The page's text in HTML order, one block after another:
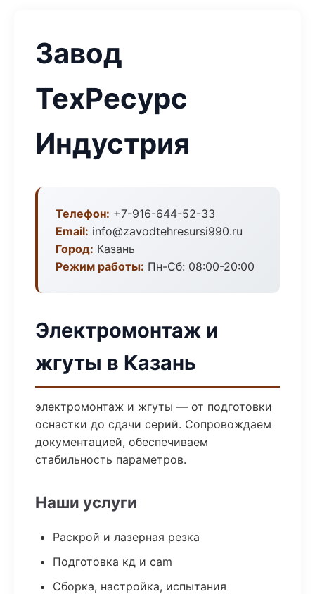
Завод
ТехРесурс
Индустрия
Телефон: +7-916-644-52-33
Email: info@zavodtehresursi990.ru
Город: Казань
Режим работы: Пн-Сб: 08:00-20:00
Электромонтаж и
жгуты в Казань
электромонтаж и жгуты — от подготовки
оснастки до сдачи серий. Сопровождаем
документацией, обеспечиваем
стабильность параметров.
Наши услуги
Раскрой и лазерная резка
Подготовка кд и cam
Сборка, настройка, испытания